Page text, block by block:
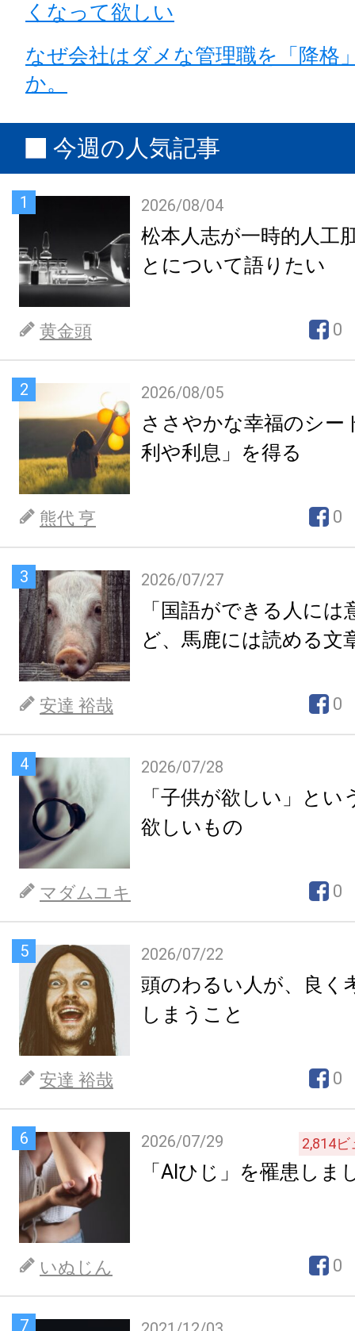
くなって欲しい
なぜ会社はダメな管理職を「降格
か。
今週の人気記事
1 2026/08/04
松本人志が一時的人工
とについて語りたい
黄金頭 0
2 2026/08/05
ささやかな幸福のシー
利や利息」を得る
熊代 亨 0
3 2026/07/27
「国語ができる人には
ど、馬鹿には読める文
安達 裕哉 0
4 2026/07/28
「子供が欲しい」とい
欲しいもの
マダムユキ 0
5 2026/07/22
頭のわるい人が、良く
しまうこと
安達 裕哉 0
6 2026/07/29 2,814ビ
「AIひじ」を罹患しま
いぬじん 0
7